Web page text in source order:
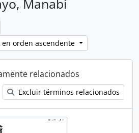
Manabí
orden ascendente
relacionados
Excluir términos relacionados